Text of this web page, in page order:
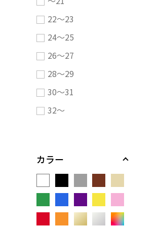
22～23
24～25
26～27
28～29
30～31
32～
カラー